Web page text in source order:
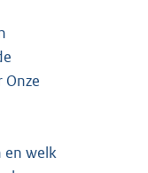
en welk